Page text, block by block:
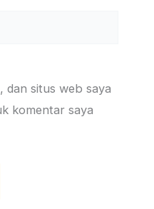
dan situs web saya
komentar saya